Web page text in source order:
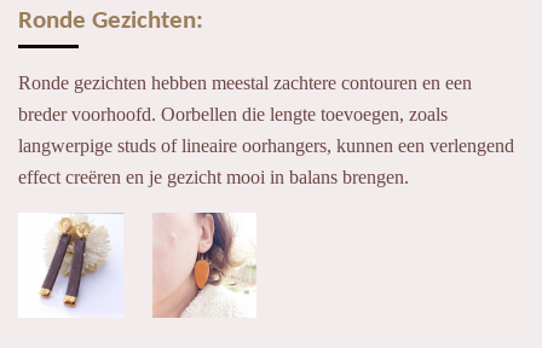
Ronde Gezichten:
Ronde gezichten hebben meestal zachtere contouren en een
breder voorhoofd. Oorbellen die lengte toevoegen, zoals
langwerpige studs of lineaire oorhangers, kunnen een verlengend
effect creëren en je gezicht mooi in balans brengen.